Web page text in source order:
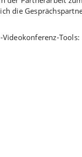
die
Tools: